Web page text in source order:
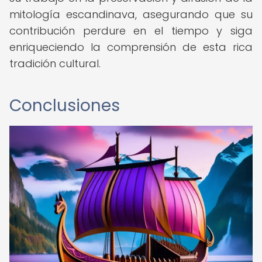
mitología escandinava, asegurando que su
contribución perdure en el tiempo y siga
enriqueciendo la comprensión de esta rica
tradición cultural.
Conclusiones